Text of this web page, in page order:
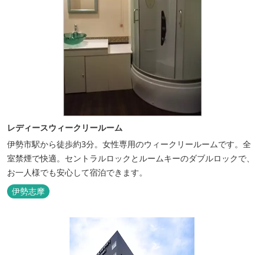
レディースウィークリールーム
伊勢市駅から徒歩約3分。女性専用のウィークリールームです。全
室禁煙で快適。セントラルロックとルームキーのダブルロックで、
お一人様でも安心して宿泊できます。
伊勢志摩